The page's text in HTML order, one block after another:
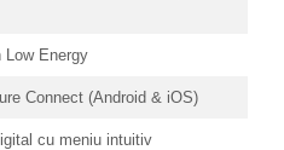
Low Energy
Connect (Android & iOS)
cu meniu intuitiv